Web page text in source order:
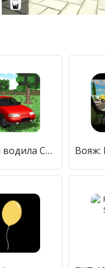
Русский водила Стив за рулем десятки